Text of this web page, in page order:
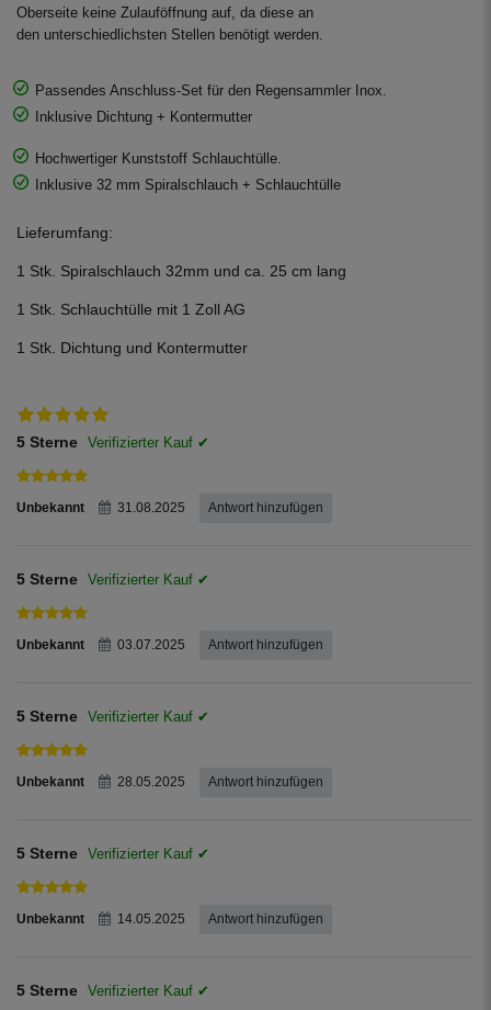
Oberseite keine Zulauföffnung auf, da diese an
den unterschiedlichsten Stellen benötigt werden.
Passendes Anschluss-Set für den Regensammler Inox.
Inklusive Dichtung + Kontermutter
Hochwertiger Kunststoff Schlauchtülle.
Inklusive 32 mm Spiralschlauch + Schlauchtülle
Lieferumfang:
1 Stk. Spiralschlauch 32mm und ca. 25 cm lang
1 Stk. Schlauchtülle mit 1 Zoll AG
1 Stk. Dichtung und Kontermutter
5 Sterne
Unbekannt 31.08.2025 Antwort hinzufügen
5 Sterne
Unbekannt 03.07.2025 Antwort hinzufügen
5 Sterne
Unbekannt 28.05.2025 Antwort hinzufügen
5 Sterne
Unbekannt 14.05.2025 Antwort hinzufügen
5 Sterne